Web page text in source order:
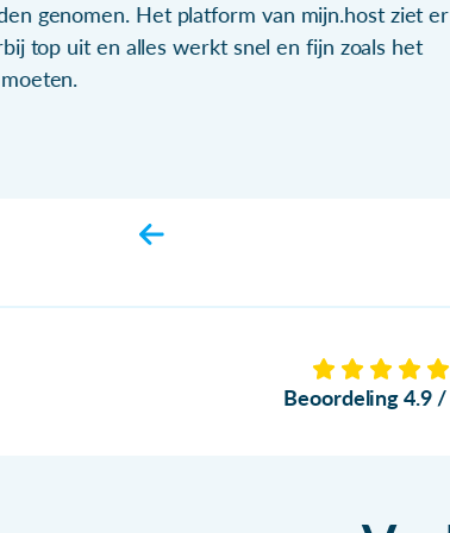
genomen. Het platform van mijn.host ziet er
top uit en alles werkt snel en fijn zoals het
Beoordeling 4.9 /